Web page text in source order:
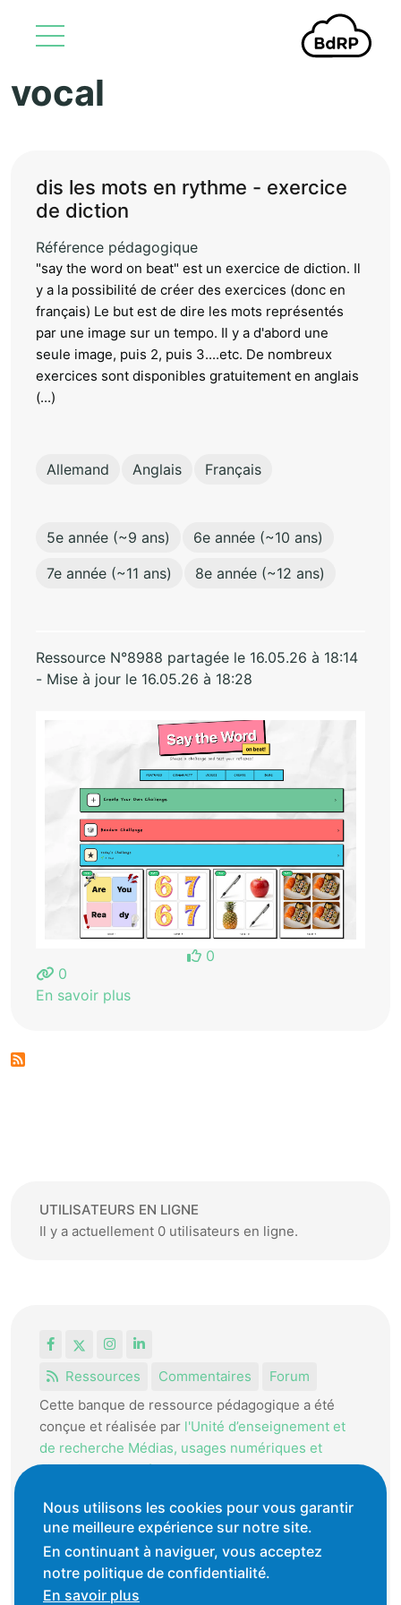
vocal
dis les mots en rythme - exercice
de diction
Référence pédagogique
"say the word on beat" est un exercice de diction. Il
y a la possibilité de créer des exercices (donc en
français) Le but est de dire les mots représentés
par une image sur un tempo. Il y a d'abord une
seule image, puis 2, puis 3....etc. De nombreux
exercices sont disponibles gratuitement en anglais
(...)
Allemand Anglais Français
5e année (~9 ans)
6e année (~10 ans)
7e année (~11 ans)
8e année (~12 ans)
Ressource N°8988 partagée le 16.05.26 à 18:14
- Mise à jour le 16.05.26 à 18:28
0
0
En savoir plus
UTILISATEURS EN LIGNE
Il y a actuellement 0 utilisateurs en ligne.
FacebookInstagram
LinkedIn
Ressources
Commentaires
Forum
Cette banque de ressource pédagogique a été
conçue et réalisée par l'Unité d’enseignement et
de recherche Médias, usages numériques et
didactique de l’Informatique.
La HEP-VD met cet outil à disposition des
enseignantes et enseignants vaudois pour
favoriser l'échange de ressources pédagogiques.
Conditions générales d'utilisation
Nous utilisons les cookies pour vous garantir
une meilleure expérience sur notre site.
En continuant à naviguer, vous acceptez
notre politique de confidentialité.
En savoir plus